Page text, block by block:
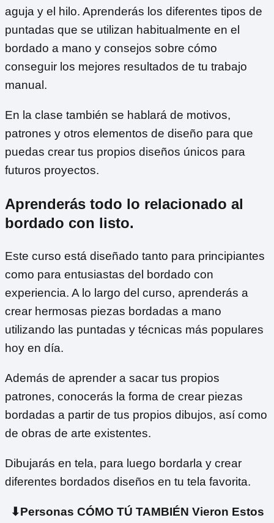
aguja y el hilo. Aprenderás los diferentes tipos de
puntadas que se utilizan habitualmente en el
bordado a mano y consejos sobre cómo
conseguir los mejores resultados de tu trabajo
manual.
En la clase también se hablará de motivos,
patrones y otros elementos de diseño para que
puedas crear tus propios diseños únicos para
futuros proyectos.
Aprenderás todo lo relacionado al
bordado con listo.
Este curso está diseñado tanto para principiantes
como para entusiastas del bordado con
experiencia. A lo largo del curso, aprenderás a
crear hermosas piezas bordadas a mano
utilizando las puntadas y técnicas más populares
hoy en día.
Además de aprender a sacar tus propios
patrones, conocerás la forma de crear piezas
bordadas a partir de tus propios dibujos, así como
de obras de arte existentes.
Dibujarás en tela, para luego bordarla y crear
diferentes bordados diseños en tu tela favorita.
⬇Personas CÓMO TÚ TAMBIÉN Vieron Estos